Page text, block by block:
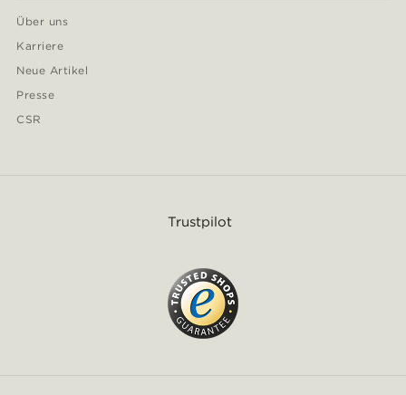
Über uns
Karriere
Neue Artikel
Presse
CSR
Trustpilot